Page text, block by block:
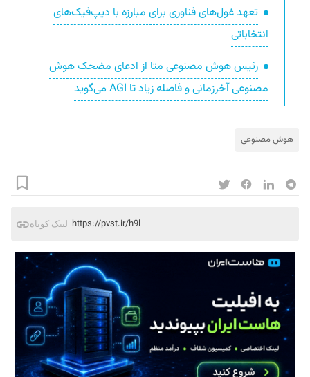
تعهد غول‌های فناوری برای مبارزه با دیپ‌فیک‌های
انتخاباتی
رئیس هوش مصنوعی متا از ادعای مضحک هوش
مصنوعی آخرزمانی و فاصله زیاد تا AGI می‌گوید
هوش مصنوعی
لینک کوتاه https://pvst.ir/h9l